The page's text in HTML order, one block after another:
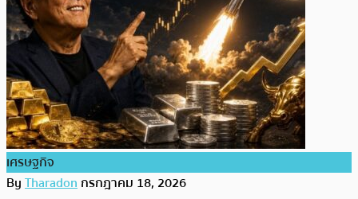
เศรษฐกิจ
ByTharadonกรกฎาคม 18, 2026